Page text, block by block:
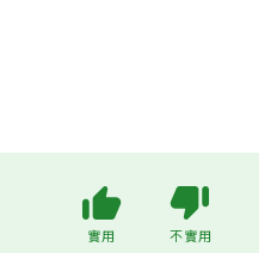
實用 不實用